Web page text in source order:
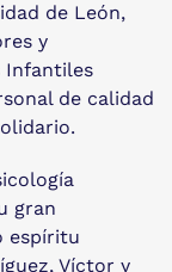
de León,
y
Infantiles
de calidad
gran
espíritu
Víctor y